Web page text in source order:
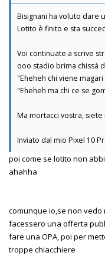
Bisignani ha voluto dare
Lotito è finito e sta
Voi continuate a scrive
ooo stadio brima chissà
"Eheheh chi viene
"Eheheh ma chi ce se
Ma mortacci vostra,
Inviato dal mio Pixel 10
poi come se lotito non
ahahha
comunque io,se non vedo
facessero una offerta
fare una OPA, poi per
troppe chiacchiere